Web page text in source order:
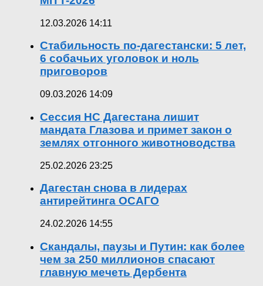
12.03.2026 14:11
Стабильность по-дагестански: 5 лет,
6 собачьих уголовок и ноль
приговоров
09.03.2026 14:09
Сессия НС Дагестана лишит
мандата Глазова и примет закон о
землях отгонного животноводства
25.02.2026 23:25
Дагестан снова в лидерах
антирейтинга ОСАГО
24.02.2026 14:55
Скандалы, паузы и Путин: как более
чем за 250 миллионов спасают
главную мечеть Дербента